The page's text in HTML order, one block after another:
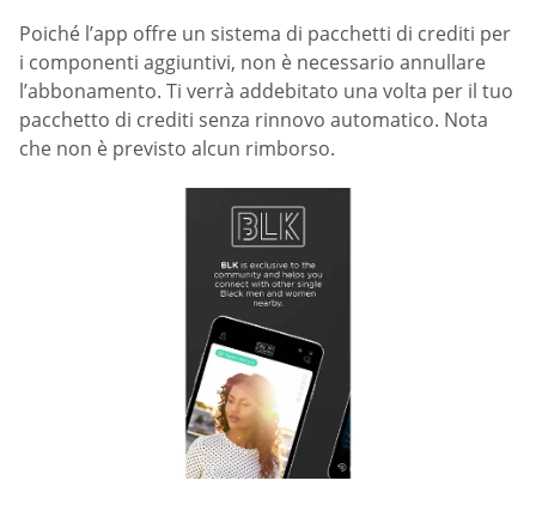
Poiché l’app offre un sistema di pacchetti di crediti per
i componenti aggiuntivi, non è necessario annullare
l’abbonamento. Ti verrà addebitato una volta per il tuo
pacchetto di crediti senza rinnovo automatico. Nota
che non è previsto alcun rimborso.